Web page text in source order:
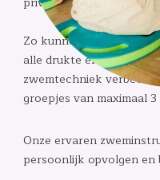
Zo kunnen kinderen op
alle drukte en in ideale
zwemtechniek
groepjes van maximaal
Onze ervaren
persoonlijk opvolgen en